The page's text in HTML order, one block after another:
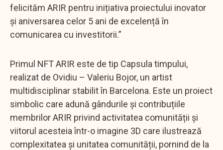
felicităm ARIR pentru inițiativa proiectului inovator
și aniversarea celor 5 ani de excelență în
comunicarea cu investitorii.”
Primul NFT ARIR este de tip Capsula timpului,
realizat de Ovidiu – Valeriu Bojor, un artist
multidisciplinar stabilit în Barcelona. Este un proiect
simbolic care adună gândurile și contribuțiile
membrilor ARIR privind activitatea comunității și
viitorul acesteia într-o imagine 3D care ilustrează
complexitatea și unitatea comunității, pornind de la